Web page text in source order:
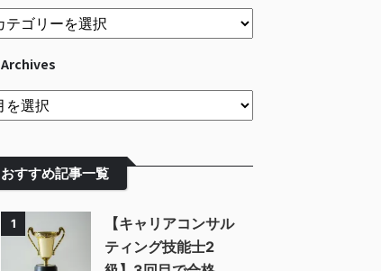
Archives
おすすめ記事一覧
1
【キャリアコンサル
ティング技能士2